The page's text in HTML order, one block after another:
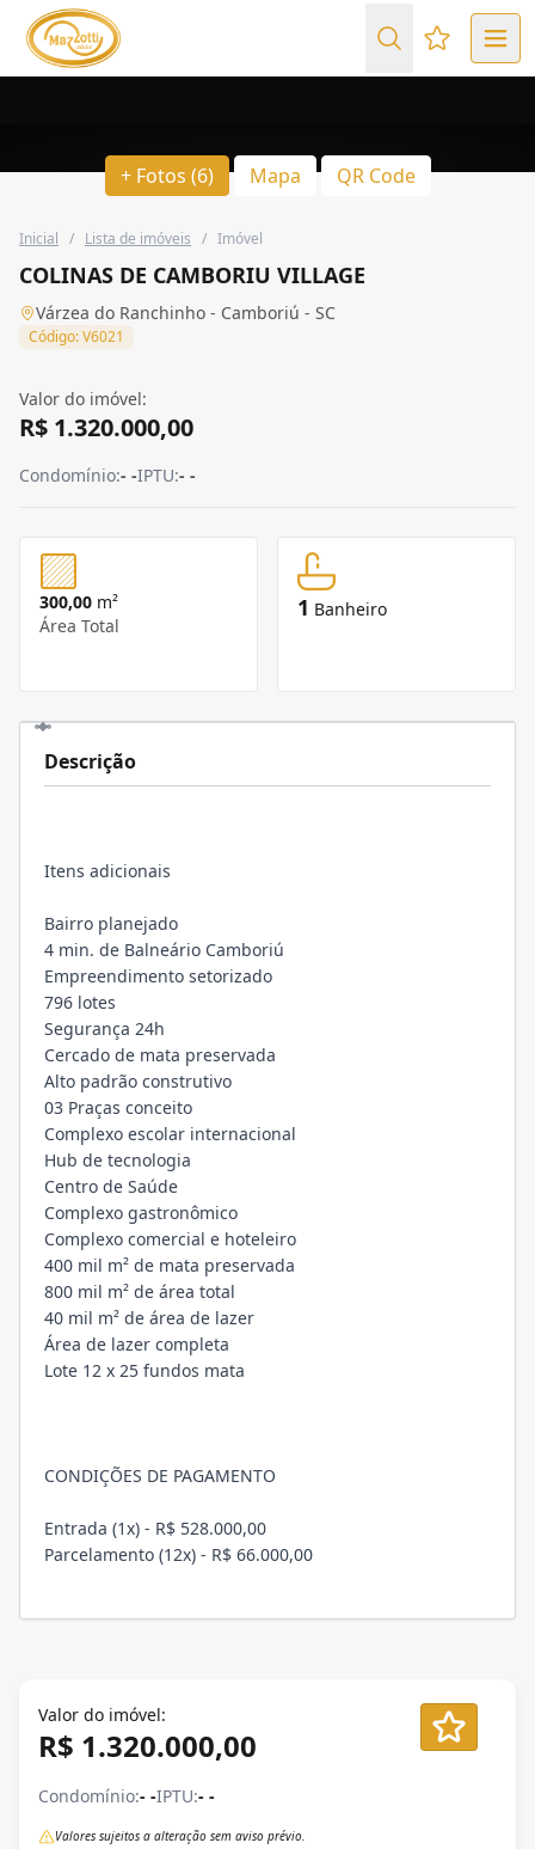
Favoritos
+ Fotos (6) Mapa QR Code
Inicial / Lista de imóveis / Imóvel
COLINAS DE CAMBORIU VILLAGE
Várzea do Ranchinho - Camboriú - SC
Código: V6021
Valor do imóvel:
R$ 1.320.000,00
Condomínio:- -IPTU:- -
300,00 m²
Área Total
1 Banheiro
Descrição
Itens adicionais
Bairro planejado
4 min. de Balneário Camboriú
Empreendimento setorizado
796 lotes
Segurança 24h
Cercado de mata preservada
Alto padrão construtivo
03 Praças conceito
Complexo escolar internacional
Hub de tecnologia
Centro de Saúde
Complexo gastronômico
Complexo comercial e hoteleiro
400 mil m² de mata preservada
800 mil m² de área total
40 mil m² de área de lazer
Área de lazer completa
Lote 12 x 25 fundos mata
CONDIÇÕES DE PAGAMENTO
Entrada (1x) - R$ 528.000,00
Parcelamento (12x) - R$ 66.000,00
Valor do imóvel:
R$ 1.320.000,00
Condomínio:- -IPTU:- -
Valores sujeitos a alteração sem aviso prévio.